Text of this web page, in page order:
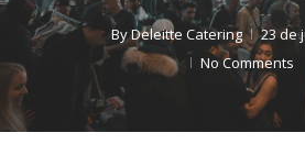
ByDeleitte Catering
23 de
No Comments